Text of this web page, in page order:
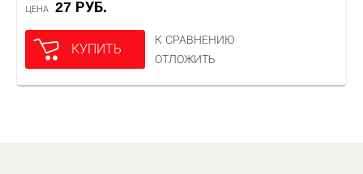
ЦЕНА 27 РУБ.
КУПИТЬ
К СРАВНЕНИЮ
ОТЛОЖИТЬ